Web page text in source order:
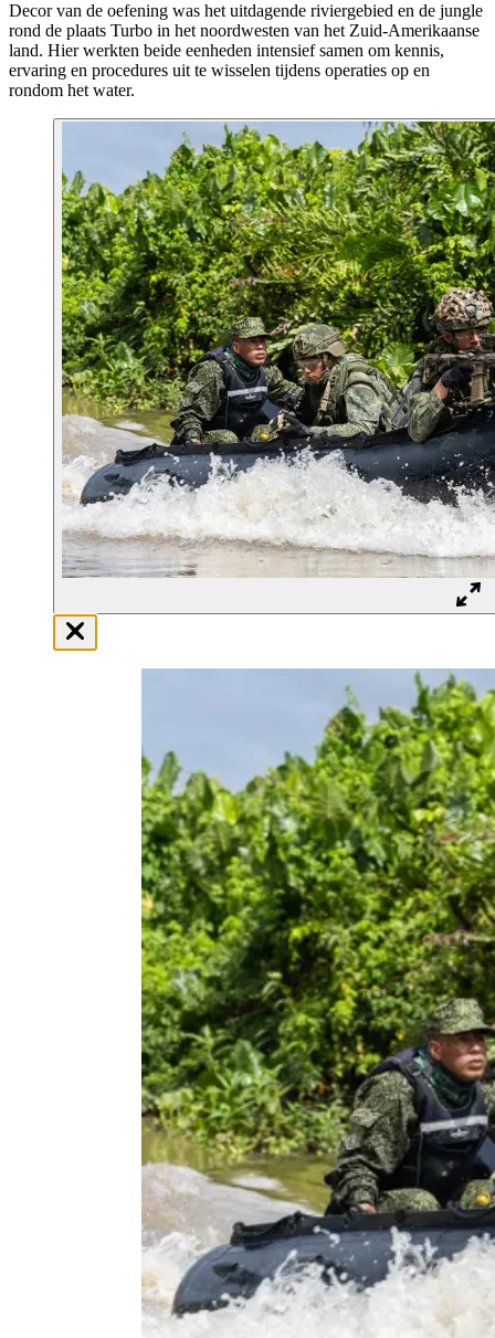
Decor van de oefening was het uitdagende riviergebied en de jungle
rond de plaats Turbo in het noordwesten van het Zuid-Amerikaanse
land. Hier werkten beide eenheden intensief samen om kennis,
ervaring en procedures uit te wisselen tijdens operaties op en
rondom het water.